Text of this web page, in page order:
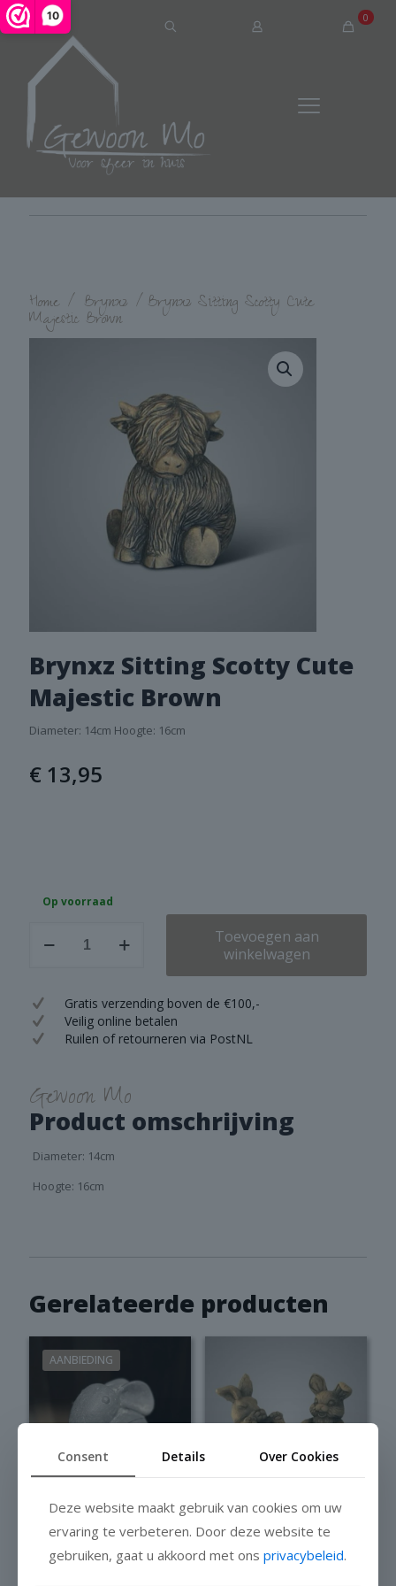
10 0
Home / Brynxz / Brynxz Sitting Scotty Cute
Majestic Brown
Brynxz Sitting Scotty Cute
Majestic Brown
Diameter: 14cm Hoogte: 16cm
€ 13,95
Op voorraad
Sitting
Majestic
Brown
aantal
Toevoegen aan
winkelwagen
Gratis verzending boven de €100,-
Veilig online betalen
Ruilen of retourneren via PostNL
Gewoon Mo
Product omschrijving
Diameter: 14cm
Hoogte: 16cm
Gerelateerde producten
AANBIEDING
Brynxz Set of 2
Hares
FunnyMajestic
Consent Details Over Cookies
Deze website maakt gebruik van cookies om uw
ervaring te verbeteren. Door deze website te
gebruiken, gaat u akkoord met ons privacybeleid.